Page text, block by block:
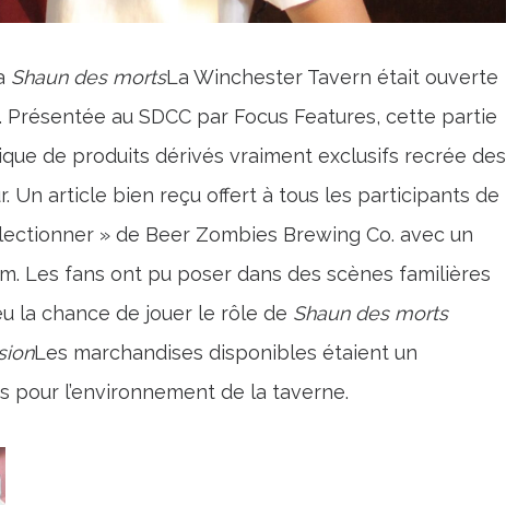
Shaun des mortsLa Winchester Tavern était ouverte
Présentée au SDCC par Focus Features, cette partie
de produits dérivés vraiment exclusifs recrée des
Un article bien reçu offert à tous les participants de
» de Beer Zombies Brewing Co. avec un
Les fans ont pu poser dans des scènes familières
la chance de jouer le rôle de Shaun des morts
Les marchandises disponibles étaient un
l’environnement de la taverne.